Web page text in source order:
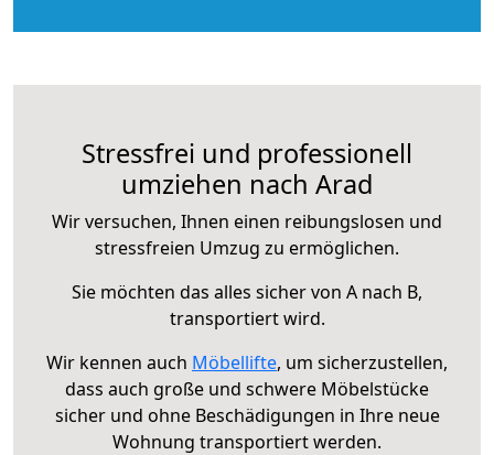
Stressfrei und professionell
umziehen nach Arad
Wir versuchen, Ihnen einen reibungslosen und
stressfreien Umzug zu ermöglichen.
Sie möchten das alles sicher von A nach B,
transportiert wird.
Wir kennen auch Möbellifte, um sicherzustellen,
dass auch große und schwere Möbelstücke
sicher und ohne Beschädigungen in Ihre neue
Wohnung transportiert werden.